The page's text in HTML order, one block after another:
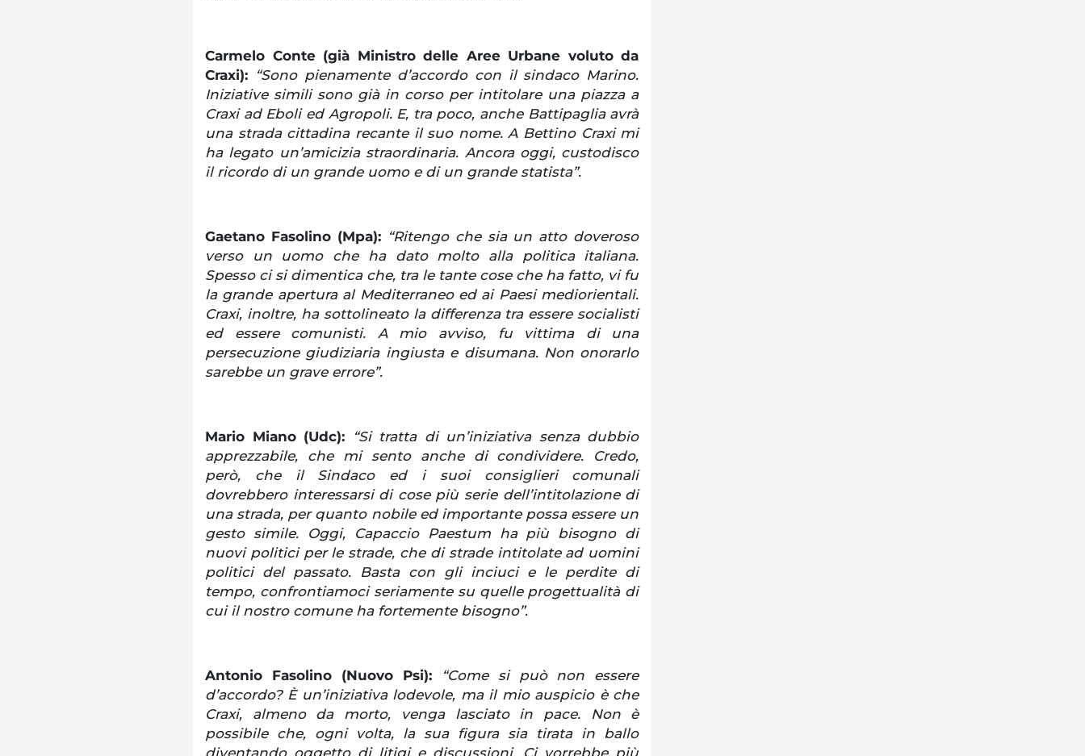
Carmelo Conte (già Ministro delle Aree Urbane voluto da
Craxi): “Sono pienamente d’accordo con il sindaco Marino.
Iniziative simili sono già in corso per intitolare una piazza a
Craxi ad Eboli ed Agropoli. E, tra poco, anche Battipaglia avrà
una strada cittadina recante il suo nome. A Bettino Craxi mi
ha legato un’amicizia straordinaria. Ancora oggi, custodisco
il ricordo di un grande uomo e di un grande statista”.
Gaetano Fasolino (Mpa): “Ritengo che sia un atto doveroso
verso un uomo che ha dato molto alla politica italiana.
Spesso ci si dimentica che, tra le tante cose che ha fatto, vi fu
la grande apertura al Mediterraneo ed ai Paesi mediorientali.
Craxi, inoltre, ha sottolineato la differenza tra essere socialisti
ed essere comunisti. A mio avviso, fu vittima di una
persecuzione giudiziaria ingiusta e disumana. Non onorarlo
sarebbe un grave errore”.
Mario Miano (Udc):
“Si tratta di un’iniziativa senza dubbio
apprezzabile, che mi sento anche di condividere. Credo,
però, che il Sindaco ed i suoi consiglieri comunali
dovrebbero interessarsi di cose più serie dell’intitolazione di
una strada, per quanto nobile ed importante possa essere un
gesto simile. Oggi, Capaccio Paestum ha più bisogno di
nuovi politici per le strade, che di strade intitolate ad uomini
politici del passato. Basta con gli inciuci e le perdite di
tempo, confrontiamoci seriamente su quelle progettualità di
cui il nostro comune ha fortemente bisogno”.
Antonio Fasolino (Nuovo Psi):
“Come si può non essere
d’accordo? È un’iniziativa lodevole, ma il mio auspicio è che
Craxi, almeno da morto, venga lasciato in pace. Non è
possibile che, ogni volta, la sua figura sia tirata in ballo
diventando oggetto di litigi e discussioni. Ci vorrebbe più